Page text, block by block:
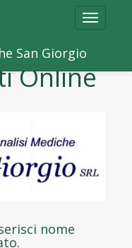
Toggle
San Giorgio
Online
nome